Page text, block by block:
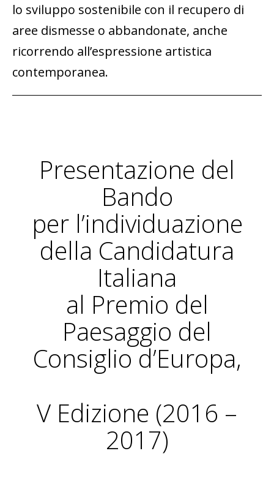
lo sviluppo sostenibile con il recupero di
aree dismesse o abbandonate, anche
ricorrendo all’espressione artistica
contemporanea.
Presentazione del
Bando
per l’individuazione
della Candidatura
Italiana
al Premio del
Paesaggio del
Consiglio d’Europa,
V Edizione (2016 –
2017)